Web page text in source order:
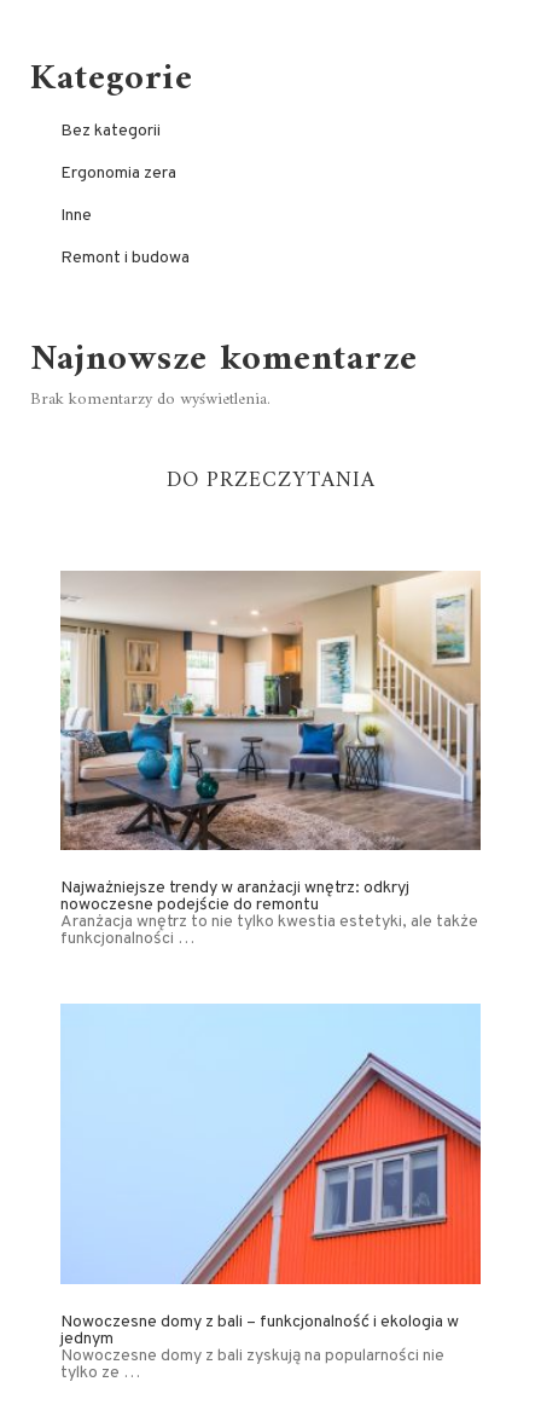
Kategorie
Bez kategorii
Ergonomia zera
Inne
Remont i budowa
Najnowsze komentarze
Brak komentarzy do wyświetlenia.
DO PRZECZYTANIA
Najważniejsze trendy w aranżacji wnętrz: odkryj
nowoczesne podejście do remontu
Aranżacja wnętrz to nie tylko kwestia estetyki, ale także
funkcjonalności …
Nowoczesne domy z bali – funkcjonalność i ekologia w
jednym
Nowoczesne domy z bali zyskują na popularności nie
tylko ze …